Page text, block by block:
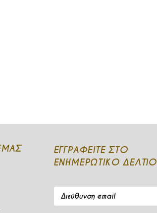
ΕΓΓΡΑΦΕΙΤΕ ΣΤΟ
ΕΝΗΜΕΡΩΤΙΚΟ ΔΕΛΤΙΟ
Διεύθυνση email